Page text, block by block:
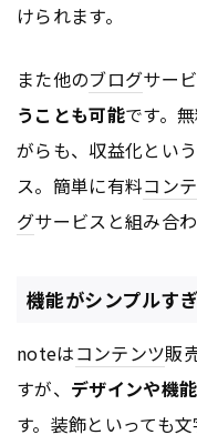
けられます。
また他のブログサー
うことも可能です。
がらも、収益化とい
ス。簡単に有料コン
グサービスと組み合
機能がシンプルす
noteはコンテンツ販
すが、 デザインや機
す。装飾といっても